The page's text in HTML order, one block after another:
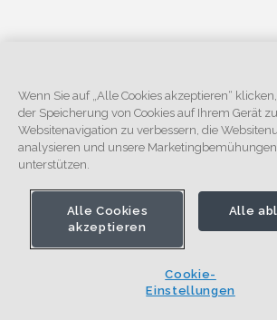
Wenn Sie auf „Alle Cookies akzeptieren“
der Speicherung von Cookies auf Ihrem Gerät
Websitenavigation zu verbessern, die
analysieren und unsere
unterstützen.
Alle Cookies
akzeptieren
Alle
Cookie-
Einstellungen